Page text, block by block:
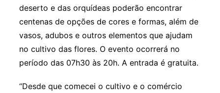
deserto e das orquídeas poderão encontrar
centenas de opções de cores e formas, além de
vasos, adubos e outros elementos que ajudam
no cultivo das flores. O evento ocorrerá no
período das 07h30 às 20h. A entrada é gratuita.
“Desde que comecei o cultivo e o comércio